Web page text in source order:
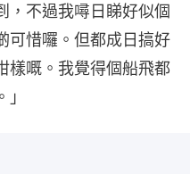
，不過我噚日睇好似個
可惜囉。但都成日搞好
樣嘅。我覺得個船飛都